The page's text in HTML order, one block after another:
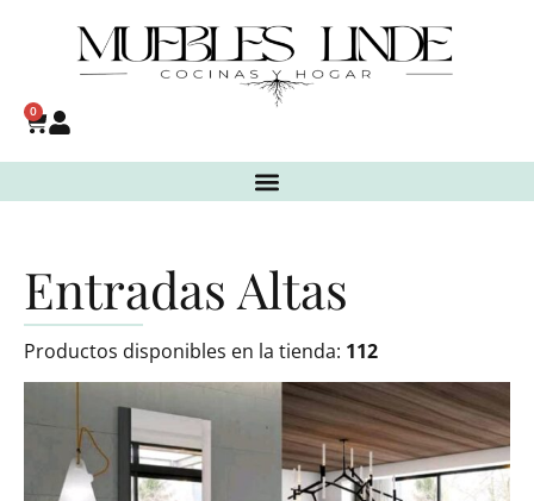
0
Entradas Altas
Productos disponibles en la tienda: 112